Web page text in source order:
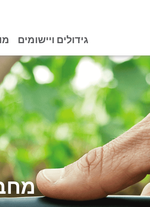
גידולים ויישומים